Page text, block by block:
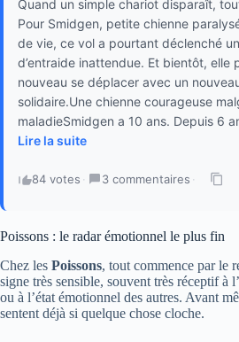
Quand un simple chariot disparaît,
Pour Smidgen, petite chienne
de vie, ce vol a pourtant déclenché
d’entraide inattendue. Et bientôt, elle
nouveau se déplacer avec un
solidaire.Une chienne courageuse
maladieSmidgen a 10 ans. Depuis 6
Lire la suite
84 votes · 3 commentaires ·
Poissons : le radar émotionnel le plus fin
Chez les Poissons, tout commence par le
signe très sensible, souvent très réceptif à
ou à l’état émotionnel des autres. Avant
sentent déjà si quelque chose cloche.